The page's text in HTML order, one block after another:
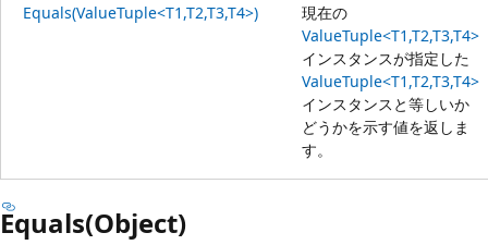
Equals(ValueTuple<T1,T2,T3,T4>)
現在の
ValueTuple<T1,T2,T3,T4>
インスタンスが指定した
ValueTuple<T1,T2,T3,T4>
インスタンスと等しいか
どうかを示す値を返しま
す。
Equals(Object)